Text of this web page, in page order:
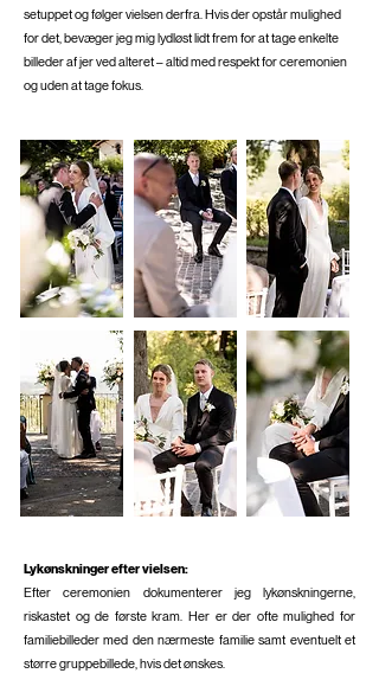
setuppet og følger vielsen derfra. Hvis der opstår mulighed
for det, bevæger jeg mig lydløst lidt frem for at tage enkelte
billeder af jer ved alteret – altid med respekt for ceremonien
og uden at tage fokus.
Lykønskninger efter vielsen:
Efter ceremonien dokumenterer jeg lykønskningerne,
riskastet og de første kram. Her er der ofte mulighed for
familiebilleder med den nærmeste familie samt eventuelt et
større gruppebillede, hvis det ønskes.